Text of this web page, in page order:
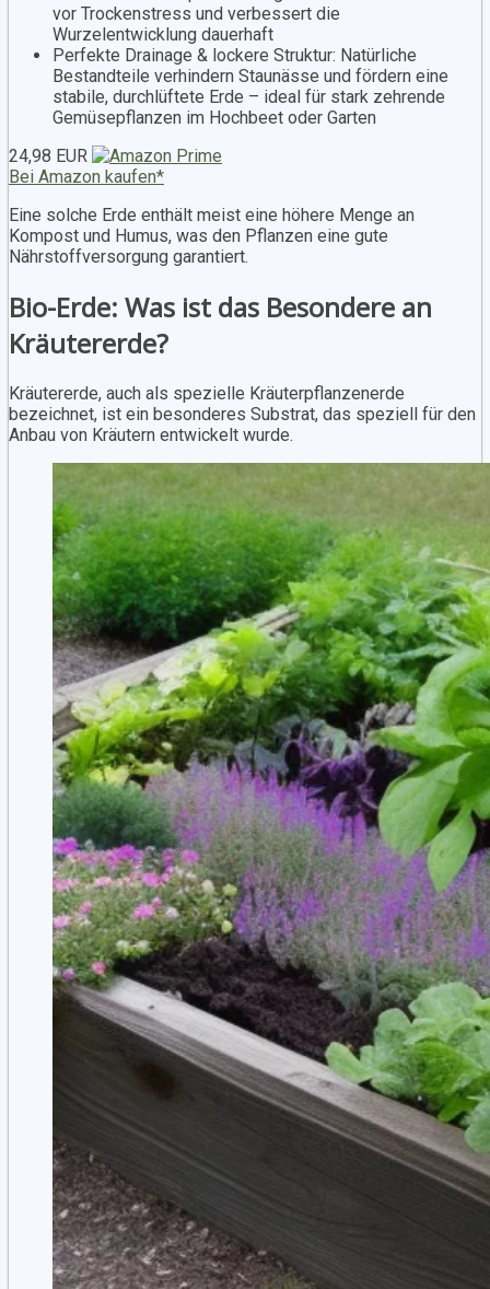
vor Trockenstress und verbessert die
Wurzelentwicklung dauerhaft
Perfekte Drainage & lockere Struktur: Natürliche
Bestandteile verhindern Staunässe und fördern eine
stabile, durchlüftete Erde – ideal für stark zehrende
Gemüsepflanzen im Hochbeet oder Garten
24,98 EUR
Bei Amazon kaufen*
Eine solche Erde enthält meist eine höhere Menge an
Kompost und Humus, was den Pflanzen eine gute
Nährstoffversorgung garantiert.
Bio-Erde: Was ist das Besondere an
Kräutererde?
Kräutererde, auch als spezielle Kräuterpflanzenerde
bezeichnet, ist ein besonderes Substrat, das speziell für den
Anbau von Kräutern entwickelt wurde.